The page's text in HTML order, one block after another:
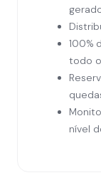
100%
todo
nível